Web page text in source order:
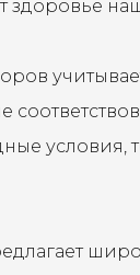
здоровье
условия,